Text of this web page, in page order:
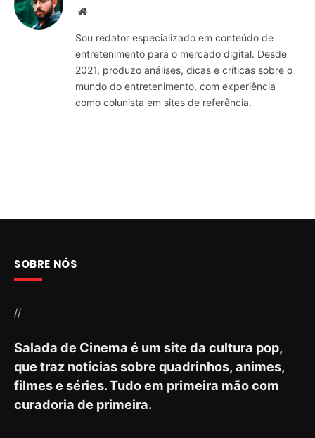
Website
Sou redator especializado em conteúdo de
entretenimento para o mercado digital. Desde
2021, produzo análises, dicas e críticas sobre o
mundo do entretenimento, com experiência
como colunista em sites de referência.
SOBRE NÓS
//
Salada de Cinema é um site da cultura pop,
que traz notícias sobre quadrinhos, animes,
filmes e séries. Tudo em primeira mão com
curadoria de primeira.